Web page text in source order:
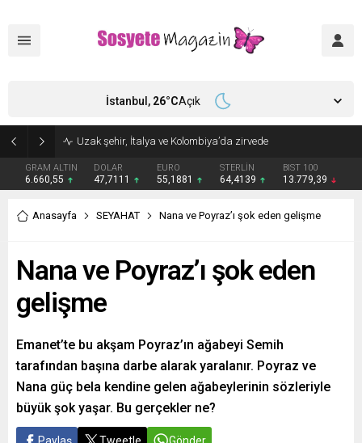
Uzak şehir, İtalya ve Kolombiya’da zirvede
GRAM ALTIN
6.660,55
DOLAR
47,7111
EURO
55,1881
STERLİN
64,4139
BIST 100
13.779,39
İstanbul, 26°CAçık
Anasayfa SEYAHAT Nana ve Poyraz’ı şok eden gelişme
Nana ve Poyraz’ı şok eden
gelişme
Emanet’te bu akşam Poyraz’ın ağabeyi Semih
tarafından başına darbe alarak yaralanır. Poyraz ve
Nana güç bela kendine gelen ağabeylerinin sözleriyle
büyük şok yaşar. Bu gerçekler ne?